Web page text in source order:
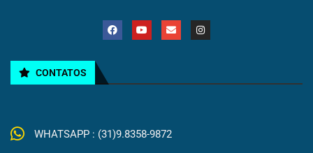
CONTATOS
WHATSAPP : (31)9.8358-9872